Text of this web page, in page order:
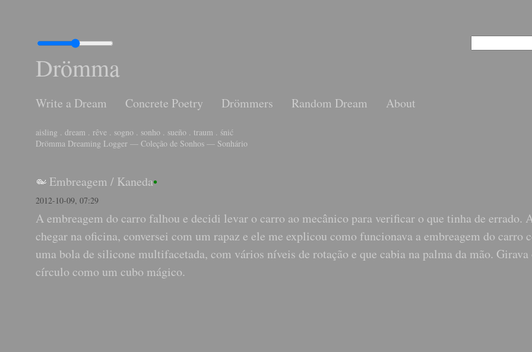
Drömma
Write a Dream Concrete Poetry Drömmers Random Dream About
aisling . dream . rêve . sogno . sonho . sueño . traum . śnić
Drömma Dreaming Logger — Coleção de Sonhos — Sonhário
Embreagem / Kaneda•
2012-10-09, 07:29
A embreagem do carro falhou e decidi levar o carro ao mecânico para verificar o que tinha de errado.
chegar na oficina, conversei com um rapaz e ele me explicou como funcionava a embreagem do carro
uma bola de silicone multifacetada, com vários níveis de rotação e que cabia na palma da mão. Girava
círculo como um cubo mágico.